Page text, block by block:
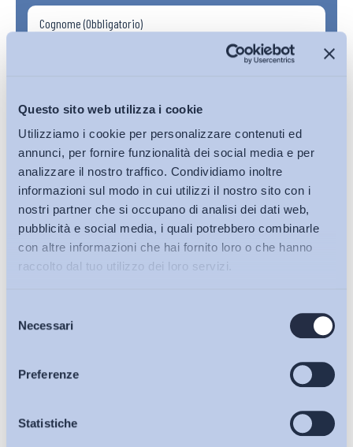
Questo sito web utilizza i cookie
Utilizziamo i cookie per personalizzare contenuti ed
annunci, per fornire funzionalità dei social media e per
analizzare il nostro traffico. Condividiamo inoltre
informazioni sul modo in cui utilizzi il nostro sito con i
nostri partner che si occupano di analisi dei dati web,
pubblicità e social media, i quali potrebbero combinarle
con altre informazioni che hai fornito loro o che hanno
raccolto dal tuo utilizzo dei loro servizi.
delNecessari
Preferenze
Statistiche
Bollettini ADAPT
Articoli
Osservatori
Ho letto e Accetto il trattamento dei dati personali descritti